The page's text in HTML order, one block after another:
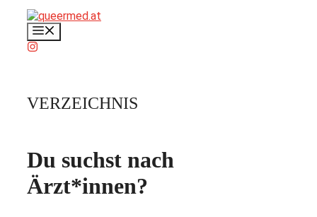
Inhalt
springen
VERZEICHNIS
Du suchst nach
Ärzt*innen?